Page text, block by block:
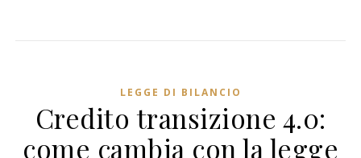
LEGGE DI BILANCIO
Credito transizione 4.0:
come cambia con la legge